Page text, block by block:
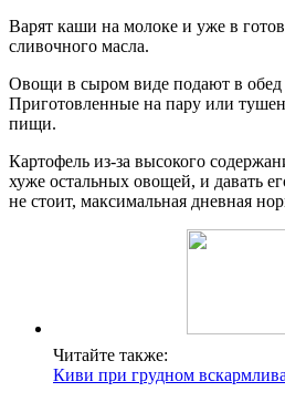
Варят каши на молоке и уже в
сливочного масла.
Овощи в сыром виде подают в обед
Приготовленные на пару или
пищи.
Картофель из-за высокого
хуже остальных овощей, и давать
не стоит, максимальная дневная
Читайте также:
Киви при грудном